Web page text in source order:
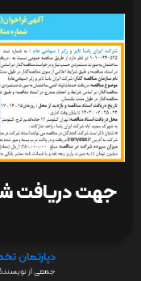
جهت دریافت
دپارتمان
جمعی از